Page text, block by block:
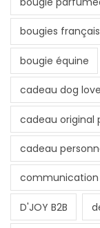
bougies
bougie équine
cadeau dog
cadeau original
cadeau
D'JOY B2B